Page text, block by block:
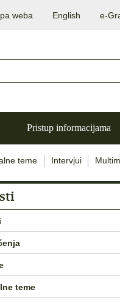
weba English e-
Pristup informacijama
teme Intervjui
teme